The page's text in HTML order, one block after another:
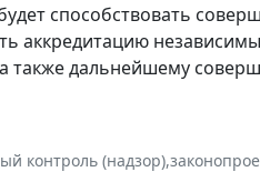
способствовать
аккредитацию
также дальнейшему
контроль (надзор),